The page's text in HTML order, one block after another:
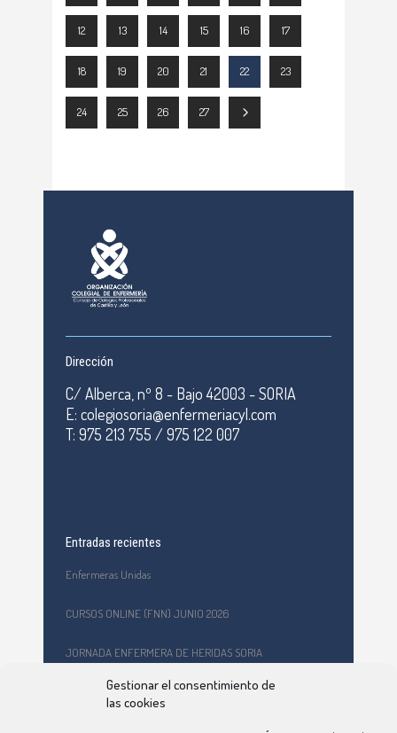
Gestionar el consentimiento de
las cookies
12 13 14 15 16 17
18 19 20 21 22 23
24 25 26 27
Dirección
C/ Alberca, nº 8 - Bajo 42003 - SORIA
E: colegiosoria@enfermeriacyl.com
T: 975 213 755 / 975 122 007
Entradas recientes
Enfermeras Unidas
CURSOS ONLINE (FNN) JUNIO 2026
JORNADA ENFERMERA DE HERIDAS SORIA
Formación en primeros auxilios y prevención de riesgos
laborales en el CEPA Celtiberia